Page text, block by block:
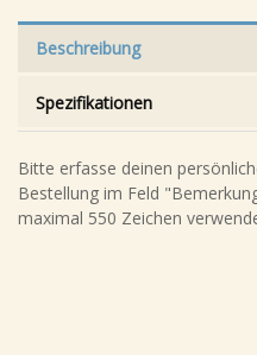
Beschreibung
Spezifikationen
Bitte erfasse deinen
Bestellung im Feld
maximal 550 Zeichen